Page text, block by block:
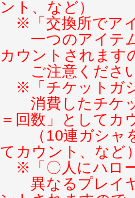
ント、など）
※「交換所でア
一つのアイテ
カウントされます
ご注意くださ
※「チケットガ
消費したチケ
＝回数」としてカ
（10連ガシ
てカウント、など
※「〇人にハロ
異なるプレイ